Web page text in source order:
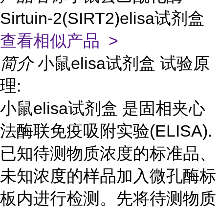
Sirtuin-2(SIRT2)elisa试剂盒
查看相似产品 >
简介 小鼠elisa试剂盒 试验原
理:
小鼠elisa试剂盒 是固相夹心
法酶联免疫吸附实验(ELISA).
已知待测物质浓度的标准品、
未知浓度的样品加入微孔酶标
板内进行检测。先将待测物质